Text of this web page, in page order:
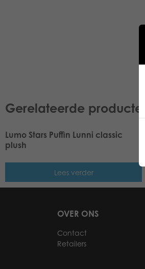
Gerelateerde producten
Lumo Stars Puffin Lunni classic
plush
Lees verder
OVER ONS
Contact
Retailers